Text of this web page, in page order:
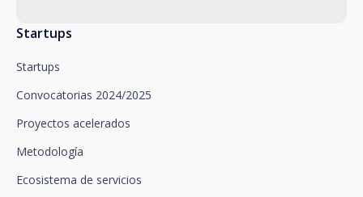
Startups
Startups
Convocatorias 2024/2025
Proyectos acelerados
Metodología
Ecosistema de servicios
Santalucía le informa que puede ejercitar sus
oposición, limitación del tratamiento y portabilidad,
así como oponerse al tratamiento de sus datos con
fines promocionales, dirigiéndose a santalucía,
mediante un escrito, que deberá remitir a Plaza de
Departamento de Privacidad o bien a
Newsletter Impulsa.